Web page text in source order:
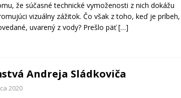
že súčasné technické vymoženosti z nich dokážu
vizuálny zážitok. Čo však z toho, keď je príbeh,
uvarený z vody? Prešlo päť[…]
Andreja Sládkoviča
2020